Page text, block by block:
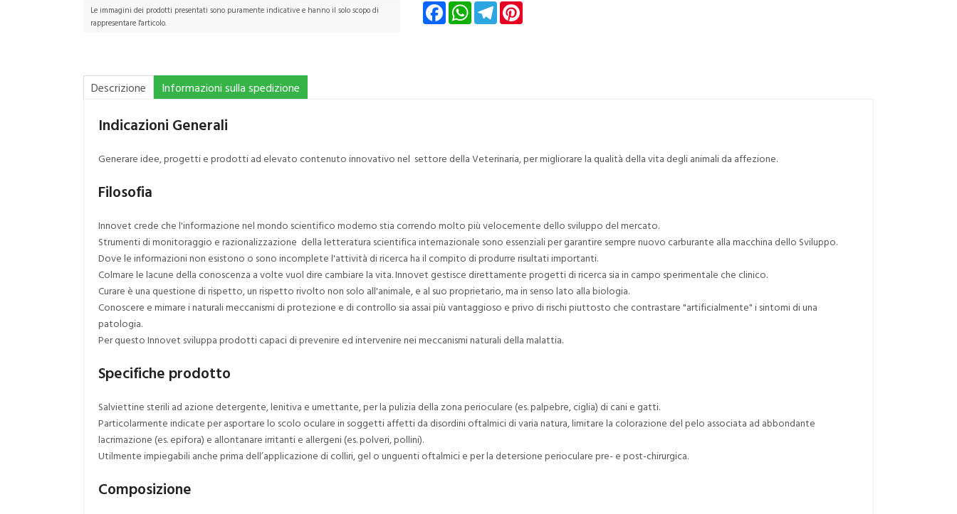
Le immagini dei prodotti presentati sono puramente indicative e hanno il solo scopo di
rappresentare l'articolo.
FacebookWhatsAppTelegram
Descrizione Informazioni sulla spedizione
Indicazioni Generali
Generare idee, progetti e prodotti ad elevato contenuto innovativo nel settore della Veterinaria, per migliorare la qualità della vita degli animali da affezione.
Filosofia
Innovet crede che l'informazione nel mondo scientifico moderno stia correndo molto più velocemente dello sviluppo del mercato.
Strumenti di monitoraggio e razionalizzazione della letteratura scientifica internazionale sono essenziali per garantire sempre nuovo carburante alla macchina dello Sviluppo.
Dove le informazioni non esistono o sono incomplete l'attività di ricerca ha il compito di produrre risultati importanti.
Colmare le lacune della conoscenza a volte vuol dire cambiare la vita. Innovet gestisce direttamente progetti di ricerca sia in campo sperimentale che clinico.
Curare è una questione di rispetto, un rispetto rivolto non solo all'animale, e al suo proprietario, ma in senso lato alla biologia.
Conoscere e mimare i naturali meccanismi di protezione e di controllo sia assai più vantaggioso e privo di rischi piuttosto che contrastare "artificialmente" i sintomi di una
patologia.
Per questo Innovet sviluppa prodotti capaci di prevenire ed intervenire nei meccanismi naturali della malattia.
Specifiche prodotto
Salviettine sterili ad azione detergente, lenitiva e umettante, per la pulizia della zona perioculare (es. palpebre, ciglia) di cani e gatti.
Particolarmente indicate per asportare lo scolo oculare in soggetti affetti da disordini oftalmici di varia natura, limitare la colorazione del pelo associata ad abbondante
lacrimazione (es. epifora) e allontanare irritanti e allergeni (es. polveri, pollini).
Utilmente impiegabili anche prima dell’applicazione di colliri, gel o unguenti oftalmici e per la detersione perioculare pre- e post-chirurgica.
Composizione